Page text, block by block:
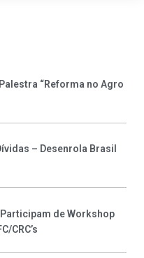
“Reforma no Agro
– Desenrola Brasil
de Workshop
CRC’s